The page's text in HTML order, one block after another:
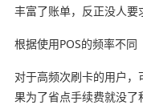
丰富了账单，反正没人要
根据使用POS的频率不同
对于高频次刷卡的用户，
果为了省点手续费就没